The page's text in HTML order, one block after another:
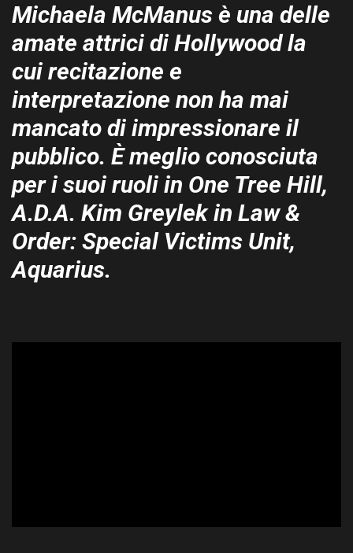
Michaela McManus è una delle
amate attrici di Hollywood la
cui recitazione e
interpretazione non ha mai
mancato di impressionare il
pubblico. È meglio conosciuta
per i suoi ruoli in One Tree Hill,
A.D.A. Kim Greylek in Law &
Order: Special Victims Unit,
Aquarius.